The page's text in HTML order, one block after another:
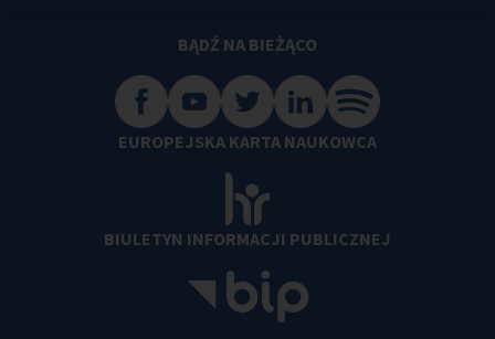
BĄDŹ NA BIEŻĄCO
EUROPEJSKA KARTA NAUKOWCA
BIULETYN INFORMACJI PUBLICZNEJ